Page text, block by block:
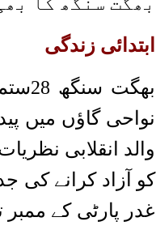
ابتدائی زندگی
نواحی گاؤں میں
والد انقلابی
کو آزاد کرانے کی
غدر پارٹی کے